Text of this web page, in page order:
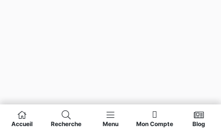
Accueil Recherche Menu Mon Compte Blog